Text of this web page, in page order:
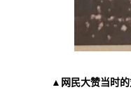
▲网民大赞当时的